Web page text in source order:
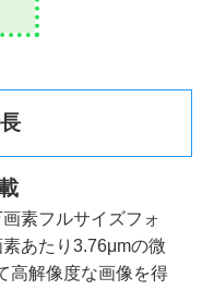
素フルサイズフォ
あたり3.76μmの微
高解像度な画像を得